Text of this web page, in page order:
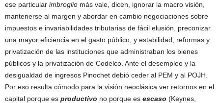
ese particular imbroglio más vale, dicen, ignorar la macro visión,
mantenerse al margen y abordar en cambio negociaciones sobre
impuestos e invariabilidades tributarias de fácil elusión, preconizar
una mayor eficiencia en el gasto público, y estabilidad, reformas y
privatización de las instituciones que administraban los bienes
públicos y la privatización de Codelco. Ante el desempleo y la
desigualdad de ingresos Pinochet debió ceder al PEM y al POJH.
Por eso resulta cómodo para la visión neoclásica ver retornos en el
capital porque es productivo no porque es escaso (Keynes,